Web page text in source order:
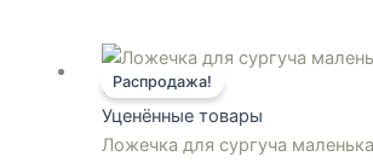
Распродажа!
Уценённые товары
Ложечка для сургуча
Первоначальная
цена
составляла
35 ₽.
Текущая
цена:
34 ₽.